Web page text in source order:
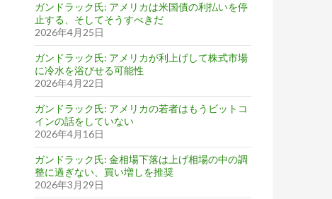
ガンドラック氏: アメリカは米国債の利払いを停
止する、そしてそうすべきだ
2026年4月25日
ガンドラック氏: アメリカが利上げして株式市場
に冷水を浴びせる可能性
2026年4月22日
ガンドラック氏: アメリカの若者はもうビットコ
インの話をしていない
2026年4月16日
ガンドラック氏: 金相場下落は上げ相場の中の調
整に過ぎない、買い増しを推奨
2026年3月29日